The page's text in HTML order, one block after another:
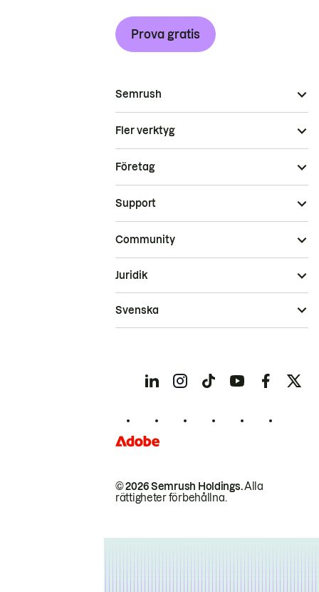
Prova gratis
Semrush
Fler verktyg
Företag
Support
Community
© 2026 Semrush Holdings.Alla
rättigheter förbehållna.
Juridik
Svenska